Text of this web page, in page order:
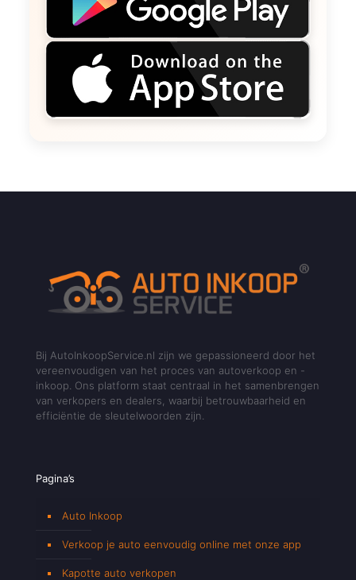
Bij AutoInkoopService.nl zijn we gepassioneerd door het
vereenvoudigen van het proces van autoverkoop en -
inkoop. Ons platform staat centraal in het samenbrengen
van verkopers en dealers, waarbij betrouwbaarheid en
efficiëntie de sleutelwoorden zijn.
Pagina’s
Auto Inkoop
Verkoop je auto eenvoudig online met onze app
Kapotte auto verkopen